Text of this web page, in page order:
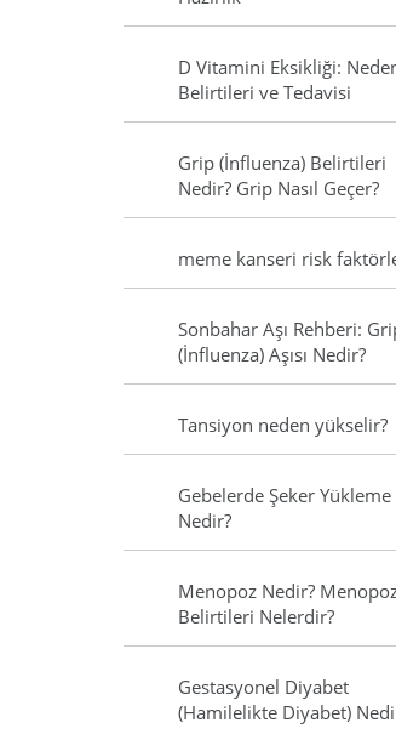
D Vitamini Eksikliği:
Belirtileri ve Tedavisi
Grip (İnfluenza) Belirtileri
Nedir? Grip Nasıl Geçer?
meme kanseri risk
Sonbahar Aşı Rehberi:
(İnfluenza) Aşısı Nedir?
Tansiyon neden yükselir?
Gebelerde Şeker Yükleme
Nedir?
Menopoz Nedir?
Belirtileri Nelerdir?
Gestasyonel Diyabet
(Hamilelikte Diyabet)